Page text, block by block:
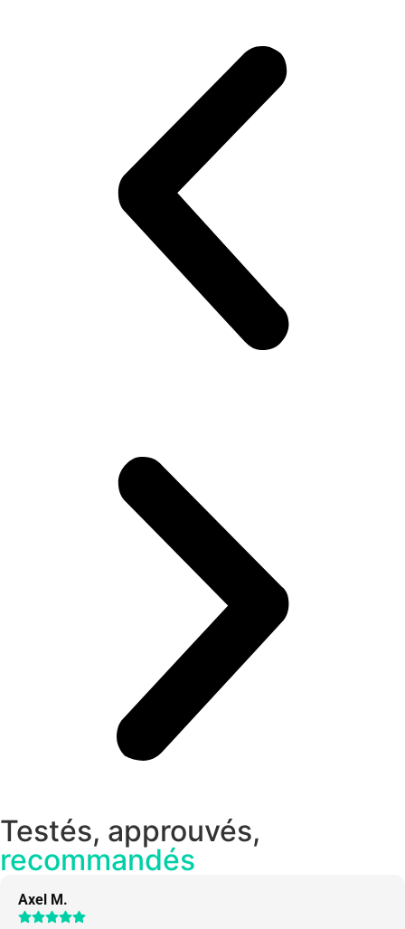
Testés, approuvés,
recommandés
Axel M.